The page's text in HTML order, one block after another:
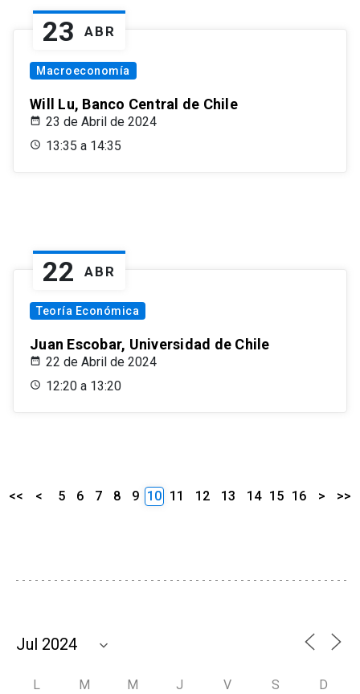
23 ABR
Macroeconomía
Will Lu, Banco Central de Chile
23 de Abril de 2024
13:35 a 14:35
22 ABR
Teoría Económica
Juan Escobar, Universidad de Chile
22 de Abril de 2024
12:20 a 13:20
<< < 5 6 7 8 9 10 11 12 13 14 15 16 > >>
L M M J V S D